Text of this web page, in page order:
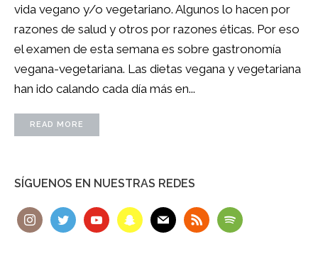
vida vegano y/o vegetariano. Algunos lo hacen por
razones de salud y otros por razones éticas. Por eso
el examen de esta semana es sobre gastronomía
vegana-vegetariana. Las dietas vegana y vegetariana
han ido calando cada día más en...
READ MORE
SÍGUENOS EN NUESTRAS REDES